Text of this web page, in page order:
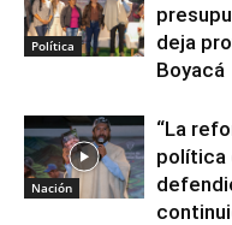
Política
deja
Boyacá
Nación
“La
política